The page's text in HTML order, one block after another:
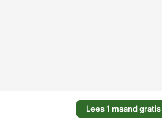
Lees 1 maand gratis